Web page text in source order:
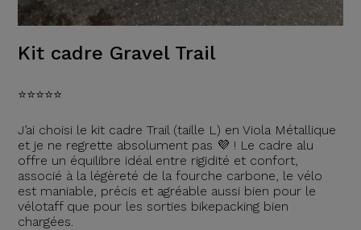
Kit cadre Gravel Trail
⭐️⭐️⭐️⭐️⭐️
J’ai choisi le kit cadre Trail (taille L) en Viola Métallique
et je ne regrette absolument pas 💜 ! Le cadre alu
offre un équilibre idéal entre rigidité et confort,
associé à la légèreté de la fourche carbone, le vélo
est maniable, précis et agréable aussi bien pour le
vélotaff que pour les sorties bikepacking bien
chargées.